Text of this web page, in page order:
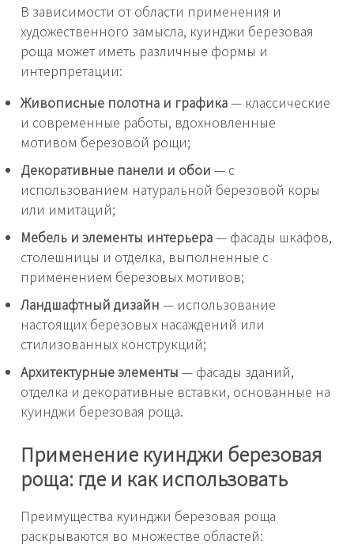
В зависимости от области применения и
художественного замысла, куинджи березовая
роща может иметь различные формы и
интерпретации:
Живописные полотна и графика— классические
и современные работы, вдохновленные
мотивом березовой рощи;
Декоративные панели и обои — с
использованием натуральной березовой коры
или имитаций;
Мебель и элементы интерьера— фасады шкафов,
столешницы и отделка, выполненные с
применением березовых мотивов;
Ландшафтный дизайн — использование
настоящих березовых насаждений или
стилизованных конструкций;
Архитектурные элементы — фасады зданий,
отделка и декоративные вставки, основанные на
куинджи березовая роща.
Применение куинджи березовая
роща: где и как использовать
Преимущества куинджи березовая роща
раскрываются во множестве областей: